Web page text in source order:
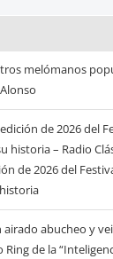
melómanos
de 2026 del
historia – Radio
de 2026 del
airado abucheo y
de la